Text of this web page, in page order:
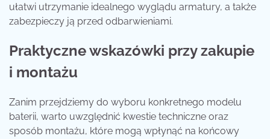
ułatwi utrzymanie idealnego wyglądu armatury, a także
zabezpieczy ją przed odbarwieniami.
Praktyczne wskazówki przy zakupie
i montażu
Zanim przejdziemy do wyboru konkretnego modelu
baterii, warto uwzględnić kwestie techniczne oraz
sposób montażu, które mogą wpłynąć na końcowy